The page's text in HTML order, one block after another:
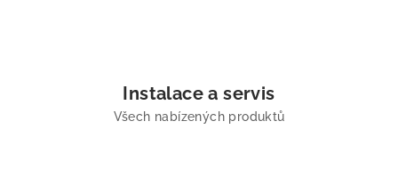
Instalace a servis
Všech nabízených produktů